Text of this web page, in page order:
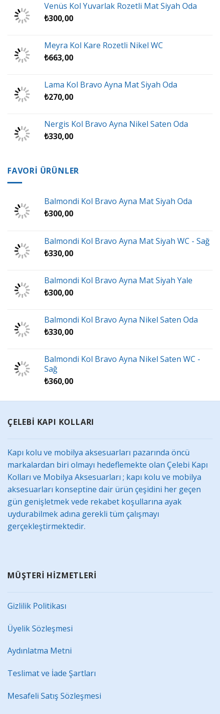
Venüs Kol Yuvarlak Rozetli Mat Siyah Oda
₺300,00
Meyra Kol Kare Rozetli Nikel WC
₺663,00
Lama Kol Bravo Ayna Mat Siyah Oda
₺270,00
Nergis Kol Bravo Ayna Nikel Saten Oda
₺330,00
FAVORİ ÜRÜNLER
Balmondi Kol Bravo Ayna Mat Siyah Oda
₺300,00
Balmondi Kol Bravo Ayna Mat Siyah WC - Sağ
₺330,00
Balmondi Kol Bravo Ayna Mat Siyah Yale
₺300,00
Balmondi Kol Bravo Ayna Nikel Saten Oda
₺330,00
Balmondi Kol Bravo Ayna Nikel Saten WC -
Sağ
₺360,00
ÇELEBİ KAPI KOLLARI
Kapı kolu ve mobilya aksesuarları pazarında öncü
markalardan biri olmayı hedeflemekte olan Çelebi Kapı
Kolları ve Mobilya Aksesuarları ; kapı kolu ve mobilya
aksesuarları konseptine dair ürün çeşidini her geçen
gün genişletmek vede rekabet koşullarına ayak
uydurabilmek adına gerekli tüm çalışmayı
gerçekleştirmektedir.
MÜŞTERİ HİZMETLERİ
Gizlilik Politikası
Üyelik Sözleşmesi
Aydınlatma Metni
Teslimat ve İade Şartları
Mesafeli Satış Sözleşmesi